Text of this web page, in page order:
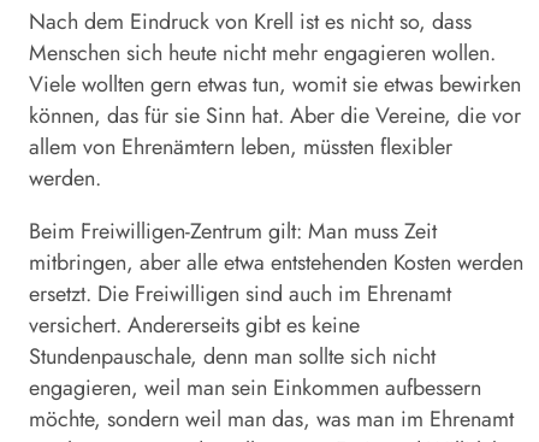
Nach dem Eindruck von Krell ist es nicht so, dass
Menschen sich heute nicht mehr engagieren wollen.
Viele wollten gern etwas tun, womit sie etwas bewirken
können, das für sie Sinn hat. Aber die Vereine, die vor
allem von Ehrenämtern leben, müssten flexibler
werden.
Beim Freiwilligen-Zentrum gilt: Man muss Zeit
mitbringen, aber alle etwa entstehenden Kosten werden
ersetzt. Die Freiwilligen sind auch im Ehrenamt
versichert. Andererseits gibt es keine
Stundenpauschale, denn man sollte sich nicht
engagieren, weil man sein Einkommen aufbessern
möchte, sondern weil man das, was man im Ehrenamt